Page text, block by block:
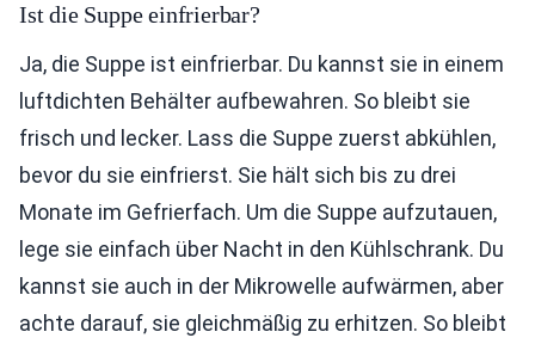
Ist die Suppe einfrierbar?
Ja, die Suppe ist einfrierbar. Du kannst sie in einem
luftdichten Behälter aufbewahren. So bleibt sie
frisch und lecker. Lass die Suppe zuerst abkühlen,
bevor du sie einfrierst. Sie hält sich bis zu drei
Monate im Gefrierfach. Um die Suppe aufzutauen,
lege sie einfach über Nacht in den Kühlschrank. Du
kannst sie auch in der Mikrowelle aufwärmen, aber
achte darauf, sie gleichmäßig zu erhitzen. So bleibt